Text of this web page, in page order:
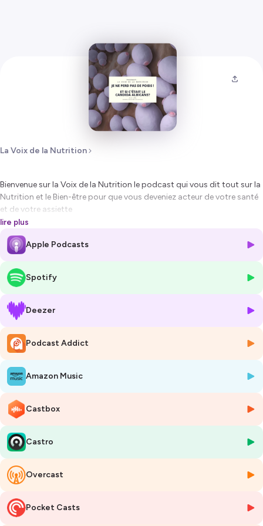
La Voix de la Nutrition
Bienvenue sur la Voix de la Nutrition le podcast qui vous dit tout sur la
Nutrition et le Bien-être pour que vous deveniez acteur de votre santé
et de votre assiette
Je suis Julia, Diététicienne-Nutritionniste, et je suis là pour vous
partager mes connaissances et vous parlez des sujets qui vous
Parce qu’il est important de comprendre comment son corps
donne toutes les informations nécessaires à une bonne prise de
décision et vous explique tout ce qu’il y a à savoir pour que votre vie
soit aussi équilibrée que votre assiette
Les études sur le microbiote ne cessent de fleurir et de
microbiote et de nombreuses maladies chroniques comme
notamment l’obésité. Je vous expliquais déjà cela dans l’épisode
10 du podcast dédié au microbiote que je vous invite à aller
écouter.
Mais aujourd’hui je vous éclaire un peu plus sur une bactérie
présente naturellement dans notre flore intestinale et qui
pourrait bien être responsable de nombreux de nos maux
Si vous souhaitez avoir plus de conseils vous pouvez aller sur mon
site :lanutritionpourtous.fr
lire plus
Apple Podcasts
Spotify
Deezer
Podcast Addict
Amazon Music
Castbox
Castro
Overcast
Pocket Casts